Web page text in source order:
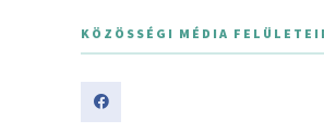
KÖZÖSSÉGI MÉDIA